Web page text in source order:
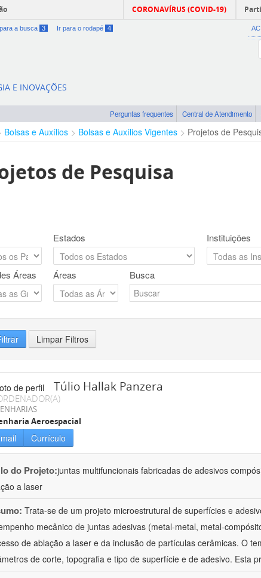
CORONAVÍRUS (COVID-19)
a busca 3 Ir para o rodapé 4
E INOVAÇÕES
Perguntas frequentes Central de Atendimento
Bolsas e Auxílios Bolsas e Auxílios Vigentes Projetos de
de Pesquisa
Estados Instituições
Áreas Áreas Busca
Limpar Filtros
Túlio Hallak Panzera
Aeroespacial
Currículo
do Projeto:juntas multifuncionais fabricadas de adesivos
a laser
Trata-se de um projeto microestrutural de superfícies e
mecânico de juntas adesivas (metal-metal, metal-
de ablação a laser e da inclusão de partículas cerâmicas. O
de corte, topografia e tipo de superfície e de adesivo. Esta